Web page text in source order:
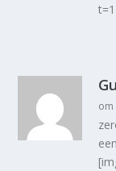
om